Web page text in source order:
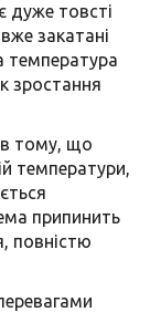
дуже товсті
закатані
температура
зростання
в тому, що
температури,
припинить
повністю